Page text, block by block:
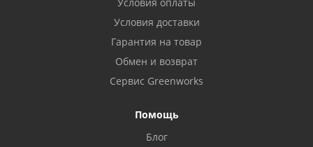
Условия оплаты
Условия доставки
Гарантия на товар
Обмен и возврат
Сервис Greenworks
Помощь
Блог